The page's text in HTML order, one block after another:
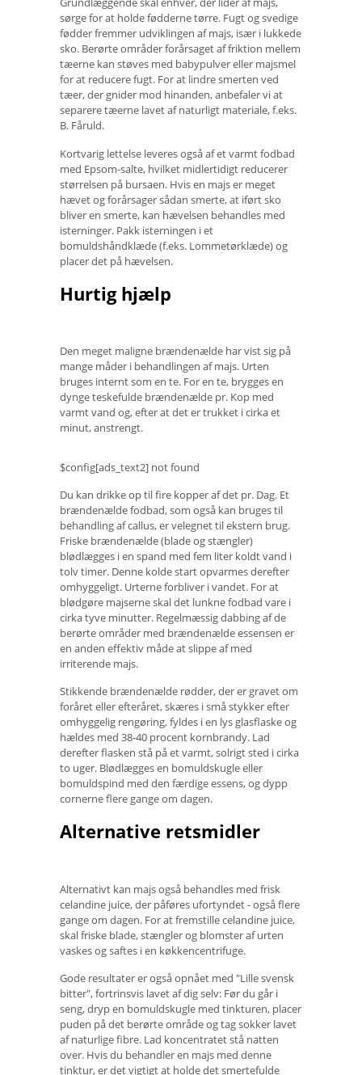
sørge for at holde fødderne tørre. Fugt og svedige
fødder fremmer udviklingen af ​​majs, især i lukkede
sko. Berørte områder forårsaget af friktion mellem
tæerne kan støves med babypulver eller majsmel
for at reducere fugt. For at lindre smerten ved
tæer, der gnider mod hinanden, anbefaler vi at
separere tæerne lavet af naturligt materiale, f.eks.
B. Fåruld.
Kortvarig lettelse leveres også af et varmt fodbad
med Epsom-salte, hvilket midlertidigt reducerer
størrelsen på bursaen. Hvis en majs er meget
hævet og forårsager sådan smerte, at iført sko
bliver en smerte, kan hævelsen behandles med
isterninger. Pakk isterningen i et
bomuldshåndklæde (f.eks. Lommetørklæde) og
placer det på hævelsen.
Hurtig hjælp
Den meget maligne brændenælde har vist sig på
mange måder i behandlingen af ​​majs. Urten
bruges internt som en te. For en te, brygges en
dynge teskefulde brændenælde pr. Kop med
varmt vand og, efter at det er trukket i cirka et
minut, anstrengt.
$config[ads_text2] not found
Du kan drikke op til fire kopper af det pr. Dag. Et
brændenælde fodbad, som også kan bruges til
behandling af callus, er velegnet til ekstern brug.
Friske brændenælde (blade og stængler)
blødlægges i en spand med fem liter koldt vand i
tolv timer. Denne kolde start opvarmes derefter
omhyggeligt. Urterne forbliver i vandet. For at
blødgøre majserne skal det lunkne fodbad vare i
cirka tyve minutter. Regelmæssig dabbing af de
berørte områder med brændenælde essensen er
en anden effektiv måde at slippe af med
irriterende majs.
Stikkende brændenælde rødder, der er gravet om
foråret eller efteråret, skæres i små stykker efter
omhyggelig rengøring, fyldes i en lys glasflaske og
hældes med 38-40 procent kornbrandy. Lad
derefter flasken stå på et varmt, solrigt sted i cirka
to uger. Blødlægges en bomuldskugle eller
bomuldspind med den færdige essens, og dypp
cornerne flere gange om dagen.
Alternative retsmidler
Alternativt kan majs også behandles med frisk
celandine juice, der påføres ufortyndet - også flere
gange om dagen. For at fremstille celandine juice,
skal friske blade, stængler og blomster af urten
vaskes og saftes i en køkkencentrifuge.
Gode ​​resultater er også opnået med "Lille svensk
bitter", fortrinsvis lavet af dig selv: Før du går i
seng, dryp en bomuldskugle med tinkturen, placer
puden på det berørte område og tag sokker lavet
af naturlige fibre. Lad koncentratet stå natten
over. Hvis du behandler en majs med denne
tinktur, er det vigtigt at holde det smertefulde